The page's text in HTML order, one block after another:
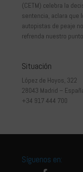
(CETM) celebra la
sentencia, aclara que
autopistas de peaje
refrenda nuestro
Situación
López de Hoyos, 322
28043 Madrid –
+34 917 444 700